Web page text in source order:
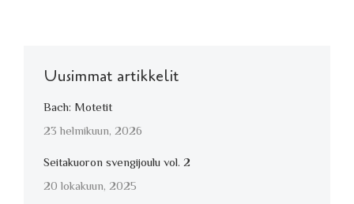
Uusimmat artikkelit
Bach: Motetit
23 helmikuun, 2026
Seitakuoron svengijoulu vol. 2
20 lokakuun, 2025